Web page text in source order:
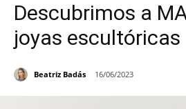
Descubrimos a
joyas escultóricas
Beatriz Badás 16/06/2023